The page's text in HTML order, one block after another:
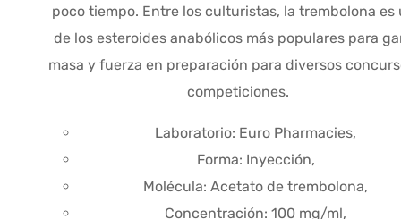
era:
$86.57.
es:
$56.56.
poco tiempo. Entre los culturistas, la trembolona es
de los esteroides anabólicos más populares para
masa y fuerza en preparación para diversos
competiciones.
Laboratorio: Euro Pharmacies,
Forma: Inyección,
Molécula: Acetato de trembolona,
Concentración: 100 mg/ml,